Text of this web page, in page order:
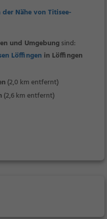
Nähe von Titisee-
und Umgebungsind:
Löffingen in Löffingen
(2,0 km entfernt)
(2,6 km entfernt)